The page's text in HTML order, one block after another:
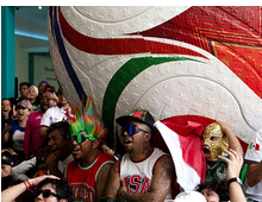
вчера, 21:35
отменяет
и Геленджик
вчера, 21:25
выиграл
Европы в
метровой
вчера, 21:10